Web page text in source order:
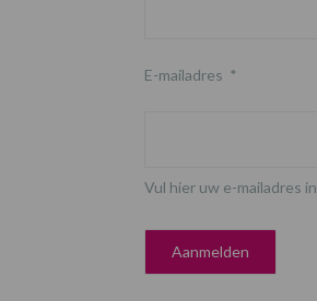
E-mailadres *
Vul hier uw e-mailadres in